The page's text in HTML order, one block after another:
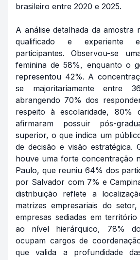
brasileiro entre 2020 e 2025.
A análise detalhada da amostra
qualificado e experiente
participantes. Observou-se
feminina de 58%, enquanto o
representou 42%. A
se majoritariamente entre
abrangendo 70% dos
respeito à escolaridade, 80%
afirmaram possuir pós-
superior, o que indica um
de decisão e visão estratégica.
houve uma forte concentração
Paulo, que reuniu 64% dos
por Salvador com 7% e
distribuição reflete a
matrizes empresariais do
empresas sediadas em
ao nível hierárquico, 78%
ocupam cargos de
que valida a profundidade